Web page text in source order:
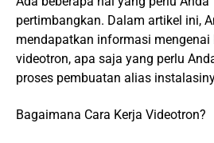
pertimbangkan. Dalam artikel ini,
mendapatkan informasi
videotron, apa saja yang perlu
proses pembuatan alias
Bagaimana Cara Kerja Videotron?